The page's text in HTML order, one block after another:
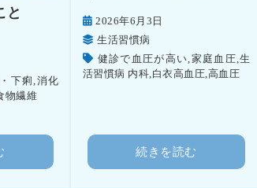
と
下痢,消化
物繊維
2026年6月3日
生活習慣病
健診で血圧が高い,家庭血圧,生
活習慣病 内科,白衣高血圧,高血圧
続きを読む